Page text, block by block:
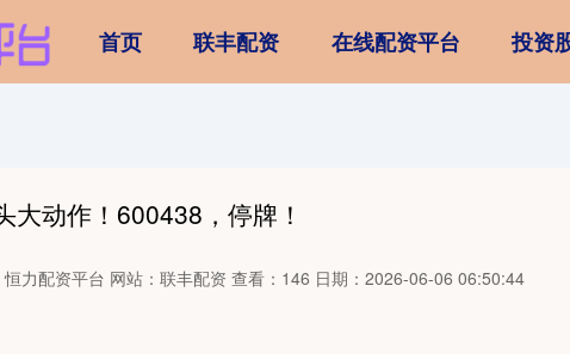
首页 联丰配资 在线配资平台 投资
大动作！600438，停牌！
力配资平台 网站：联丰配资 查看：146 日期：2026-06-06 06:50:44